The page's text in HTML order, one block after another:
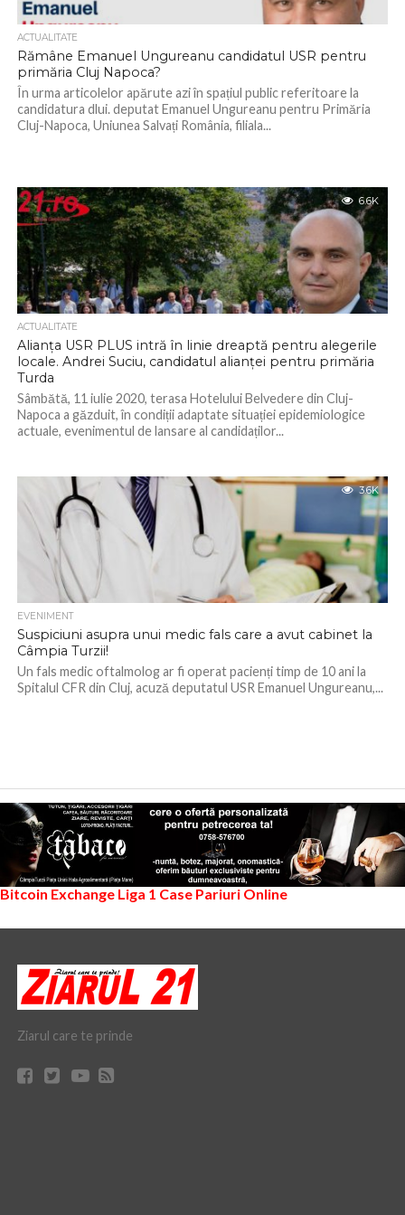
ACTUALITATE
Rămâne Emanuel Ungureanu candidatul USR pentru
primăria Cluj Napoca?
În urma articolelor apărute azi în spațiul public referitoare la
candidatura dlui. deputat Emanuel Ungureanu pentru Primăria
Cluj-Napoca, Uniunea Salvați România, filiala...
6.6K
ACTUALITATE
Alianța USR PLUS intră în linie dreaptă pentru alegerile
locale. Andrei Suciu, candidatul alianței pentru primăria
Turda
Sâmbătă, 11 iulie 2020, terasa Hotelului Belvedere din Cluj-
Napoca a găzduit, în condiții adaptate situației epidemiologice
actuale, evenimentul de lansare al candidaților...
3.6K
EVENIMENT
Suspiciuni asupra unui medic fals care a avut cabinet la
Câmpia Turzii!
Un fals medic oftalmolog ar fi operat pacienți timp de 10 ani la
Spitalul CFR din Cluj, acuză deputatul USR Emanuel Ungureanu,...
Bitcoin Exchange Liga 1 Case Pariuri Online
Ziarul care te prinde